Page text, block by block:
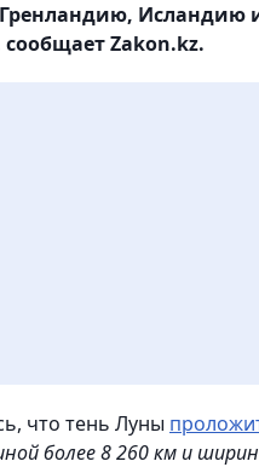
Исландию
Zakon.kz.
что тень Луны
более 8 260 км и